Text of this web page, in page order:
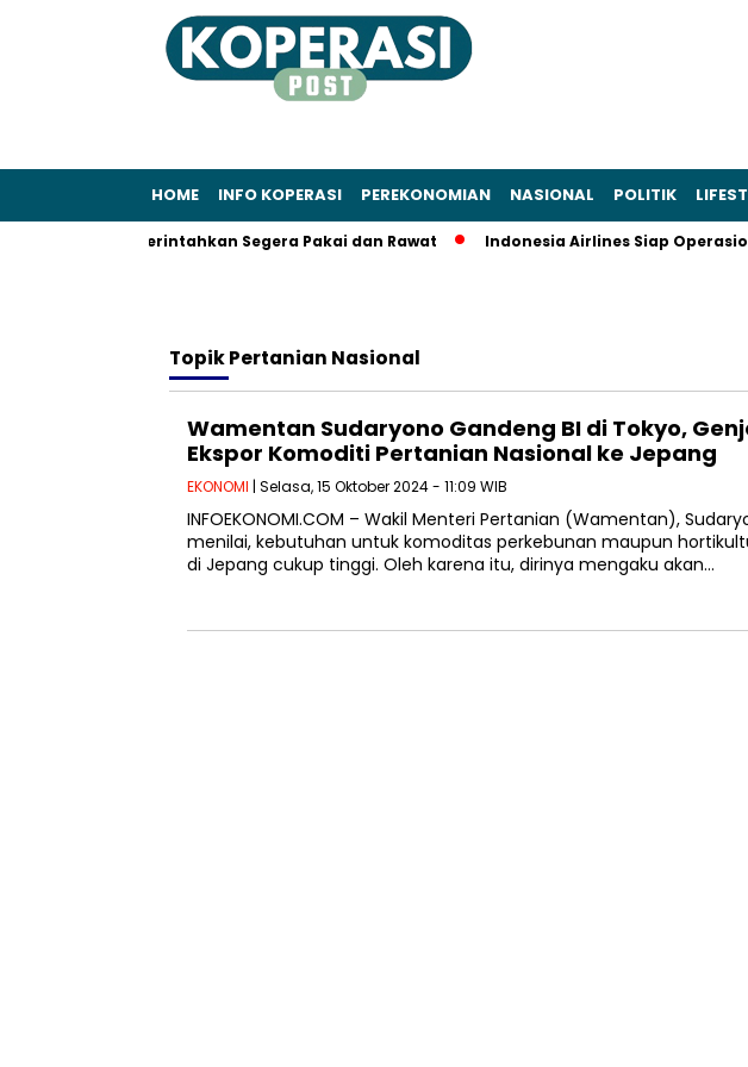
HOME INFO KOPERASI PEREKONOMIAN NASIONAL POLITIK
Sudaryono Perintahkan Segera Pakai dan Rawat Indonesia Airlines Siap
TopikPertanian Nasional
Wamentan Sudaryono Gandeng BI di Tokyo,
Ekspor Komoditi Pertanian Nasional ke Jepang
EKONOMI | Selasa, 15 Oktober 2024 - 11:09 WIB
INFOEKONOMI.COM – Wakil Menteri Pertanian (Wamentan),
menilai, kebutuhan untuk komoditas perkebunan maupun
di Jepang cukup tinggi. Oleh karena itu, dirinya mengaku akan…